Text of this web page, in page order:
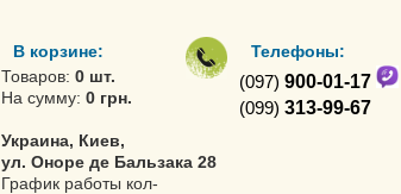
В корзине:
Товаров: 0 шт.
На сумму: 0 грн.
Украина, Киев,
ул. Оноре де Бальзака 28
График работы кол-
Телефоны:
(097) 900-01-17
(099) 313-99-67